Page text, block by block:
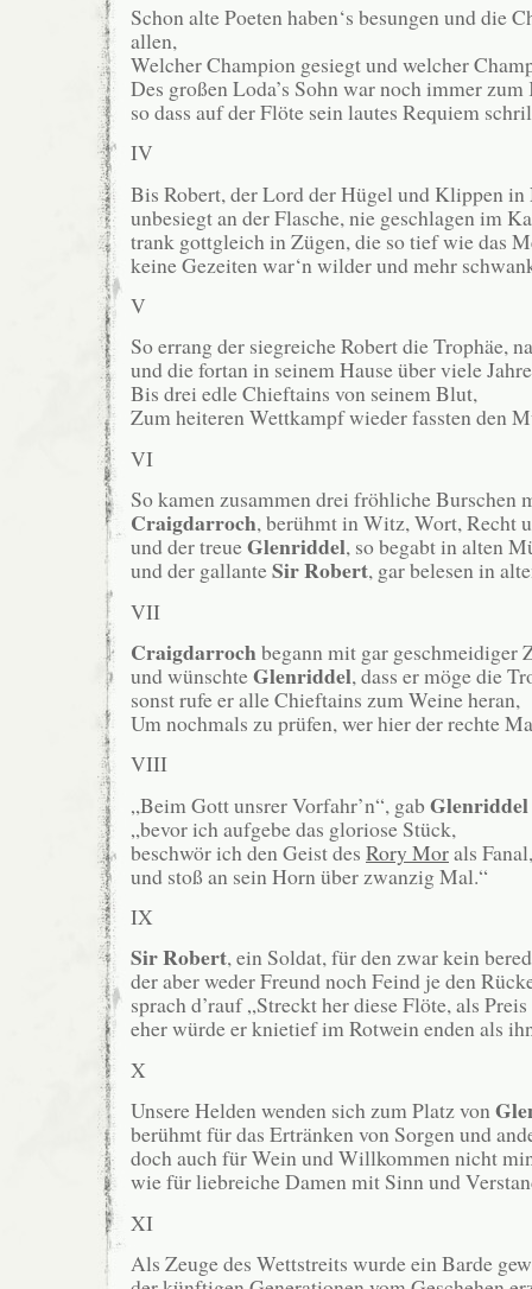
Schon alte Poeten haben‘s besungen und die
allen,
Welcher Champion gesiegt und welcher
Des großen Loda’s Sohn war noch immer
so dass auf der Flöte sein lautes Requiem
IV
Bis Robert, der Lord der Hügel und Klippen in
unbesiegt an der Flasche, nie geschlagen im
trank gottgleich in Zügen, die so tief wie das
keine Gezeiten war‘n wilder und mehr
V
So errang der siegreiche Robert die Trophäe,
und die fortan in seinem Hause über viele
Bis drei edle Chieftains von seinem Blut,
Zum heiteren Wettkampf wieder fassten den
VI
So kamen zusammen drei fröhliche Burschen
Craigdarroch, berühmt in Witz, Wort, Recht
und der treueGlenriddel, so begabt in alten
und der gallanteSir Robert, gar belesen in
VII
Craigdarrochbegann mit gar geschmeidiger
und wünschteGlenriddel, dass er möge die
sonst rufe er alle Chieftains zum Weine heran,
Um nochmals zu prüfen, wer hier der rechte
VIII
„Beim Gott unsrer Vorfahr’n“, gabGlenriddel
„bevor ich aufgebe das gloriose Stück,
beschwör ich den Geist des Rory Morals Fanal,
und stoß an sein Horn über zwanzig Mal.“
IX
Sir Robert, ein Soldat, für den zwar kein
der aber weder Freund noch Feind je den
sprach d’rauf „Streckt her diese Flöte, als
eher würde er knietief im Rotwein enden als
X
Unsere Helden wenden sich zum Platz von
berühmt für das Ertränken von Sorgen und
doch auch für Wein und Willkommen nicht
wie für liebreiche Damen mit Sinn und
XI
Als Zeuge des Wettstreits wurde ein Barde